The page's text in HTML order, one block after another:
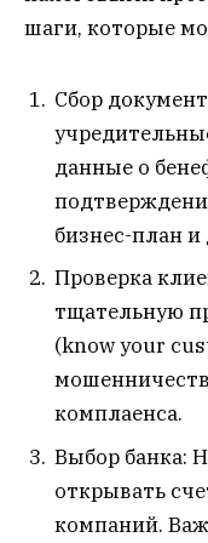
шаги, которые
Сбор
данные о
бизнес-план
Проверка
тщательную
(know your
комплаенса.
Выбор банка:
открывать
компаний.